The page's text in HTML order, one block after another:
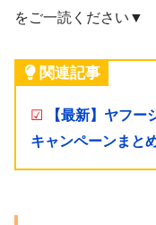
をご一読ください▼
関連記事
☑
【最新】ヤフ
キャンペーンまと